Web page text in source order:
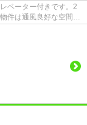
ベーター付きです。2
件は通風良好な空間で